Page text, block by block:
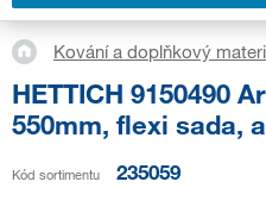
Kování a doplňkový
HETTICH 9150490
550mm, flexi sada,
Kód sortimentu 235059